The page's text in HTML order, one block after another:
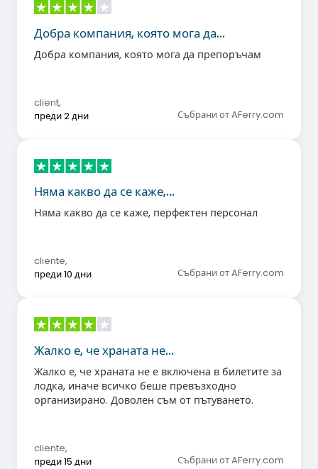
Добра компания, която мога да…
Добра компания, която мога да препоръчам
client,
преди 2 дни
Събрани от AFerry.com
Няма какво да се каже,…
Няма какво да се каже, перфектен персонал
cliente,
преди 10 дни
Събрани от AFerry.com
Жалко е, че храната не…
Жалко е, че храната не е включена в билетите за
лодка, иначе всичко беше превъзходно
организирано. Доволен съм от пътуването.
cliente,
преди 15 дни
Събрани от AFerry.com